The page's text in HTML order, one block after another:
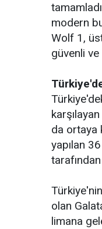
modern
Wolf 1,
güvenli
da ortaya
yapılan
olan
limana